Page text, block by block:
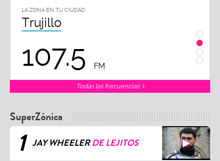
LA ZONA EN TU CIUDAD
Trujillo
107.5 FM
Todas las frecuencias
SuperZónica
1 JAY WHEELERDE LEJITOS